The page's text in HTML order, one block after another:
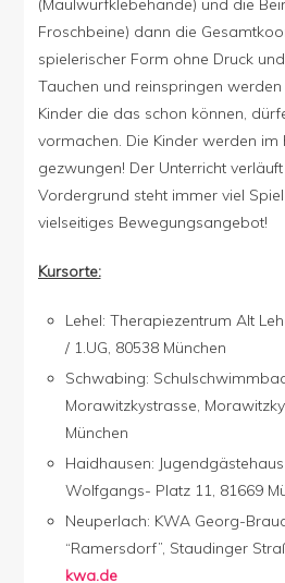
(Maulwurfklebehände) und die
Froschbeine) dann die
spielerischer Form ohne Druck
Tauchen und reinspringen
Kinder die das schon können,
vormachen. Die Kinder werden im
gezwungen! Der Unterricht
Vordergrund steht immer viel
vielseitiges Bewegungsangebot!
Kursorte:
Lehel: Therapiezentrum Alt
/ 1.UG, 80538 München
Schwabing:
Morawitzkystrasse,
München
Haidhausen:
Wolfgangs- Platz 11, 81669
Neuperlach: KWA Georg-
“Ramersdorf”, Staudinger
kwa.de